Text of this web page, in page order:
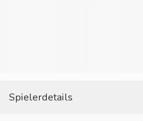
Spielerdetails